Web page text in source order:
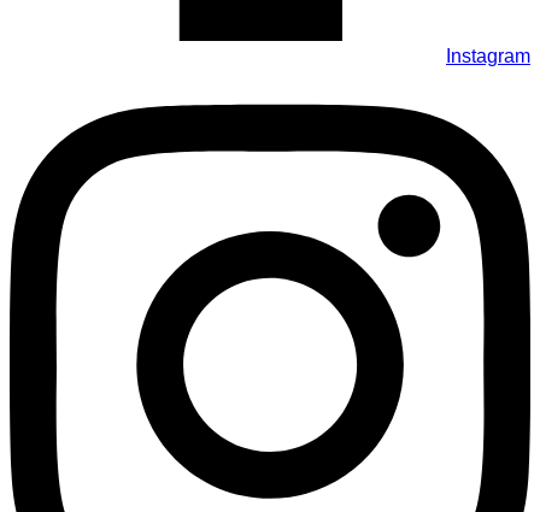
Instagram